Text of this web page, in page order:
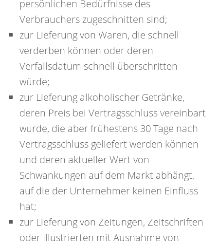
persönlichen Bedürfnisse des
Verbrauchers zugeschnitten sind;
zur Lieferung von Waren, die schnell
verderben können oder deren
Verfallsdatum schnell überschritten
würde;
zur Lieferung alkoholischer Getränke,
deren Preis bei Vertragsschluss vereinbart
wurde, die aber frühestens 30 Tage nach
Vertragsschluss geliefert werden können
und deren aktueller Wert von
Schwankungen auf dem Markt abhängt,
auf die der Unternehmer keinen Einfluss
hat;
zur Lieferung von Zeitungen, Zeitschriften
oder Illustrierten mit Ausnahme von